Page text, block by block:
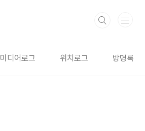
미디어로그 위치로그 방명록